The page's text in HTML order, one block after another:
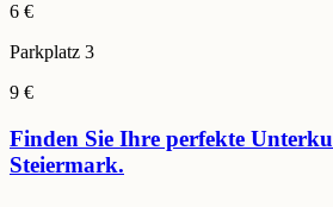
6 €
Parkplatz 3
9 €
Finden Sie Ihre perfekte
Steiermark.